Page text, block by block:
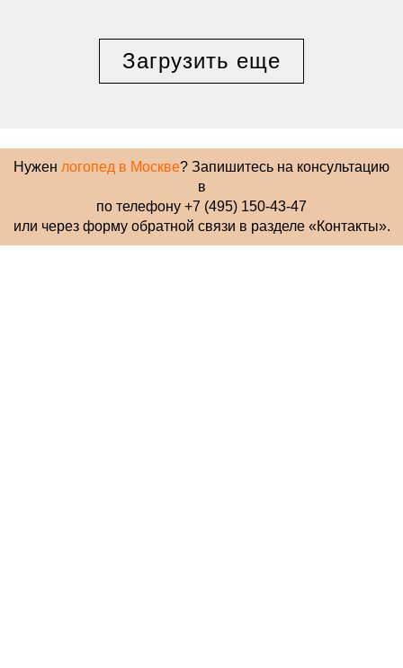
Загрузить еще
Нужен логопед в Москве? Запишитесь на консультацию
в
по телефону +7 (495) 150-43-47
или через форму обратной связи в разделе «Контакты».